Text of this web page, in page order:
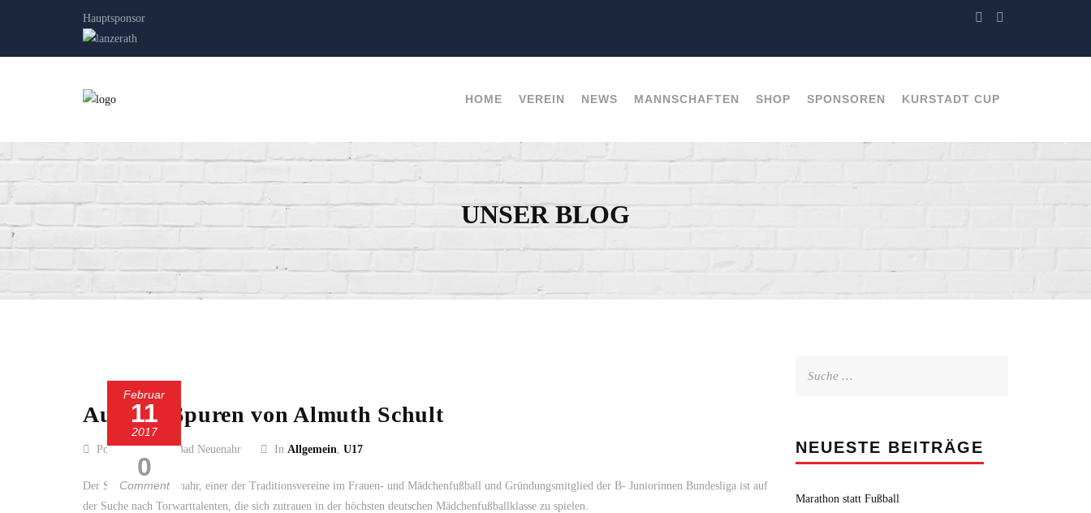
Hauptsponsor
HOME VEREIN NEWS MANNSCHAFTEN SHOP SPONSOREN KURSTADT CUP
UNSER BLOG
Februar
11
2017
0
Comment
Auf den Spuren von Almuth Schult
Posted by SC 13 Bad Neuenahr In Allgemein, U17
Der SC 13 Bad Neuenahr, einer der Traditionsvereine im Frauen- und Mädchenfußball und Gründungsmitglied der B- Juniorinnen Bundesliga ist auf
der Suche nach Torwarttalenten, die sich zutrauen in der höchsten deutschen Mädchenfußballklasse zu spielen.
NEUESTE BEITRÄGE
Marathon statt Fußball